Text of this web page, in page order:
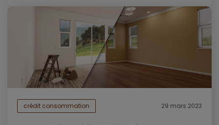
crédit consommation 29 mars 2023